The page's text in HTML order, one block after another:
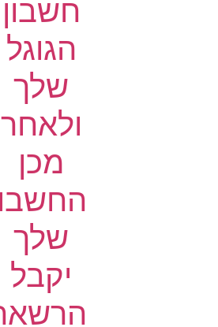
חשבון
הגוגל
שלך
ולאחר
מכן
החשבון
שלך
יקבל
הרשאה